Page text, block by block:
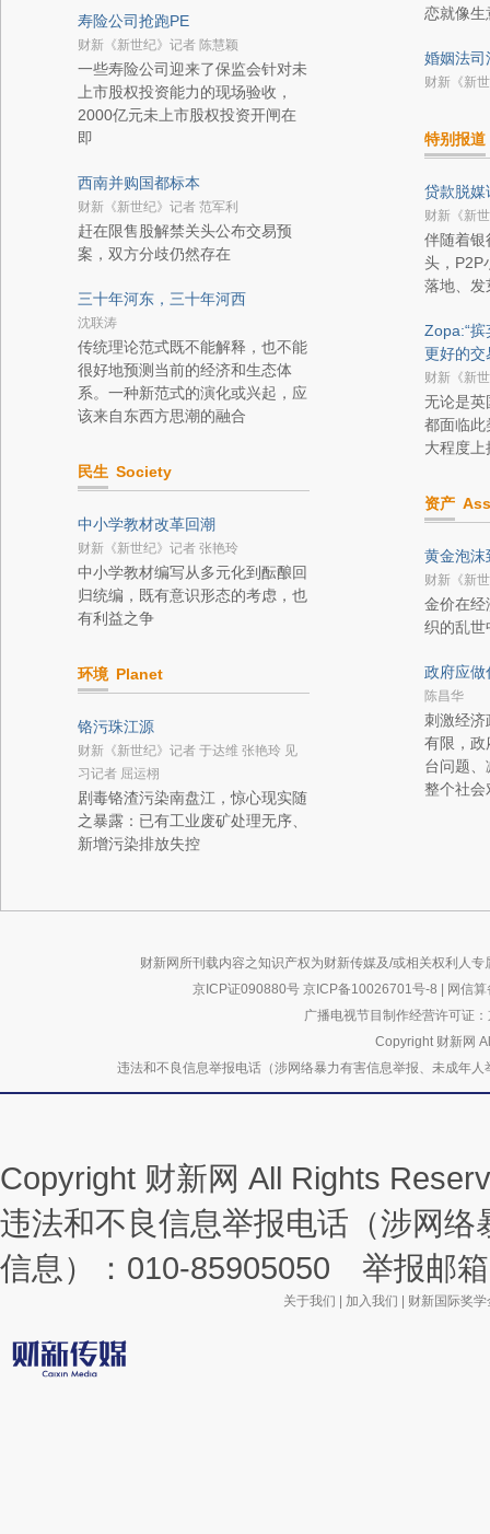
寿险公司抢跑PE
财新《新世纪》记者 陈慧颖
一些寿险公司迎来了保监会针对未
上市股权投资能力的现场验收，
2000亿元未上市股权投资开闸在
即
西南并购国都标本
财新《新世纪》记者 范军利
赶在限售股解禁关头公布交易预
案，双方分歧仍然存在
三十年河东，三十年河西
沈联涛
传统理论范式既不能解释，也不能
很好地预测当前的经济和生态体
系。一种新范式的演化或兴起，应
该来自东西方思潮的融合
民生 Society
中小学教材改革回潮
财新《新世纪》记者 张艳玲
中小学教材编写从多元化到酝酿回
归统编，既有意识形态的考虑，也
有利益之争
环境 Planet
铬污珠江源
财新《新世纪》记者 于达维 张艳玲 见
习记者 屈运栩
剧毒铬渣污染南盘江，惊心现实随
之暴露：已有工业废矿处理无序、
新增污染排放失控
恋就像生
婚姻法司
财新《新
特别报道
贷款脱媒
财新《新
伴随着银
头，P2P
落地、发
Zopa:“
更好的交
财新《新
无论是英
都面临此
大程度
资产
黄金泡沫
财新《新
金价在经
织的乱世
政府应做
陈昌华
刺激经济
有限，政
台问题
整个社会
财新网所刊载内容之知识产权为财新传媒及/或相关权利人
京ICP证090880号 京ICP备10026701号-8
网信
广播电视节目制作经营许可证
Copyright 财新网
违法和不良信息举报电话（涉网络暴力有害信息举报、未成
Copyright 财新网 All Rights
违法和不良信息举报电话（涉网
信息）：010-85905050 举报邮
关于我们 加入我们 财新国际奖学